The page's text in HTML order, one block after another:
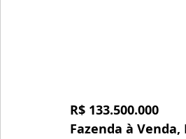
R$ 133.500.000
Fazenda à Venda,